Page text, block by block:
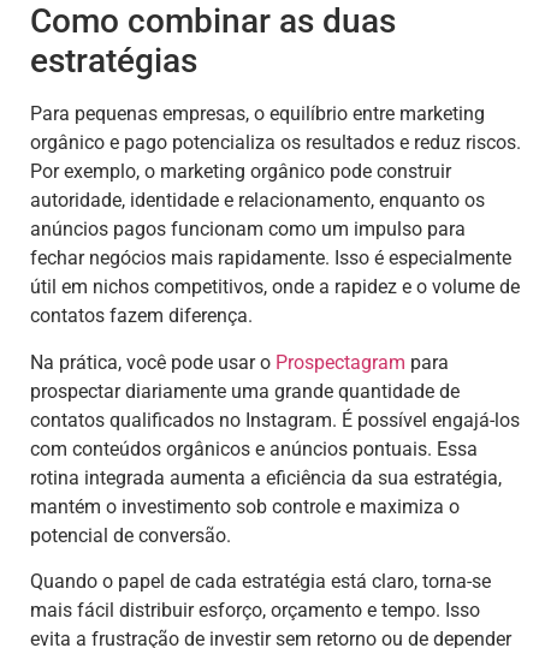
Como combinar as duas
estratégias
Para pequenas empresas, o equilíbrio entre marketing
orgânico e pago potencializa os resultados e reduz riscos.
Por exemplo, o marketing orgânico pode construir
autoridade, identidade e relacionamento, enquanto os
anúncios pagos funcionam como um impulso para
fechar negócios mais rapidamente. Isso é especialmente
útil em nichos competitivos, onde a rapidez e o volume de
contatos fazem diferença.
Na prática, você pode usar o Prospectagram para
prospectar diariamente uma grande quantidade de
contatos qualificados no Instagram. É possível engajá-los
com conteúdos orgânicos e anúncios pontuais. Essa
rotina integrada aumenta a eficiência da sua estratégia,
mantém o investimento sob controle e maximiza o
potencial de conversão.
Quando o papel de cada estratégia está claro, torna-se
mais fácil distribuir esforço, orçamento e tempo. Isso
evita a frustração de investir sem retorno ou de depender